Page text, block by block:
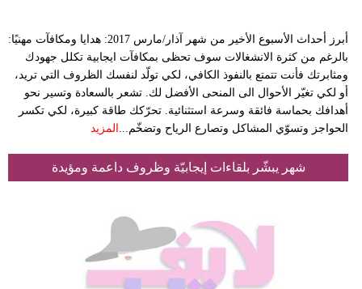
أبرز أحداث الأسبوع الأخير من شهر آذار/مارس 2017: هدايا ومكافآت مهنيًا:
بالرغم من كثرة الانشغالات سوف تحظى بمكافآت ايجابية تكلل جهودك
ومثابرتك فأنت تتمتع بالنفوذ الكافي، لكي تولّد لنفسك الظروف التي تريد،
أو لكي تغيّر الأحوال الى المنحى الأفضل لك. تشعر بالسعادة وتسير نحو
أهدافك بحماسة فائقة وسرعة استثنائية. تحرّكك طاقة كبيرة، لكي تكسر
الحواجز وتسوّي المشاكل وتصارع الرياح وتضخّم... المزيد
شهر يبشّر بلقاءات إيجابيّة وظروف داعمة ومؤيدة